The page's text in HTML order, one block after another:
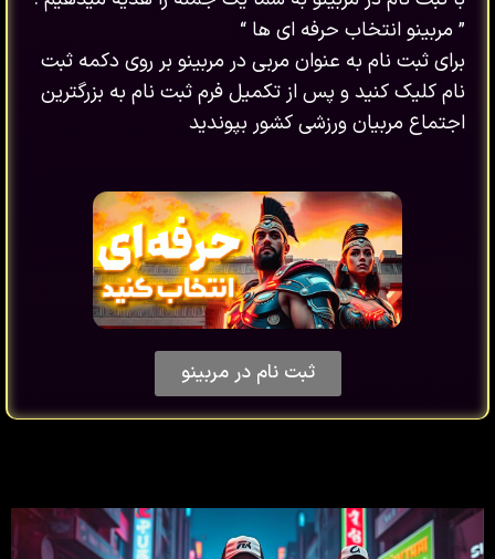
” مربینو انتخاب حرفه ای ها “
برای ثبت نام به عنوان مربی در مربینو بر روی دکمه ثبت
نام کلیک کنید و پس از تکمیل فرم ثبت نام به بزرگترین
اجتماع مربیان ورزشی کشور بپوندید
ثبت نام در مربینو